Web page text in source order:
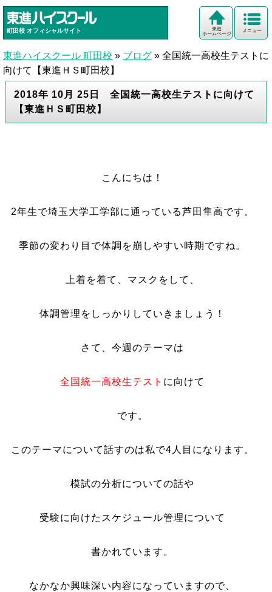
町田校 オフィシャルサイト メニュー
東進
ホームページ
東進ハイスクール 町田校 » ブログ » 全国統一高校生テストに
向けて【東進ＨＳ町田校】
2018年 10月 25日 全国統一高校生テストに向けて
【東進ＨＳ町田校】
こんにちは！
2年生で埼玉大学工学部に通っている芦田隼高です。
季節の変わり目で体調を崩しやすい時期ですね。
上着を着て、マスクをして、
体調管理をしっかりしていきましょう！
さて、今週のテーマは
全国統一高校生テスト に向けて
です。
このテーマについて話すのは私で4人目になります。
模試の分析についての話や
受験に向けたスケジュール管理について
書かれています。
なかなか興味深い内容になっていますので、